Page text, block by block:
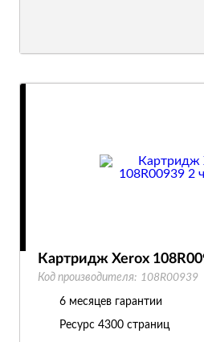
Картридж Xerox
Код производителя: 108R00939
6 месяцев гарантии
Ресурс 4300 страниц